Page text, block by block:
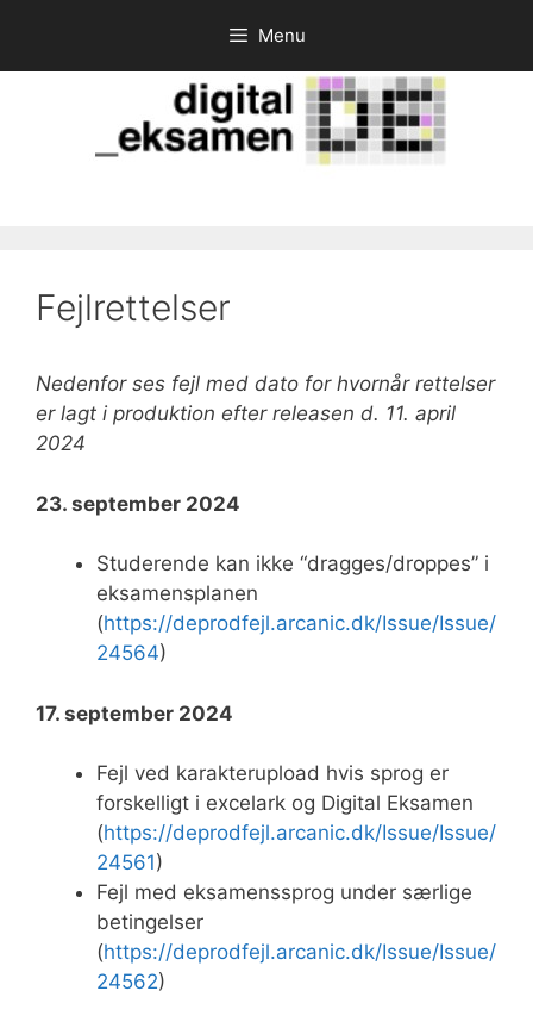
indhold
Menu
Fejlrettelser
Nedenfor ses fejl med dato for hvornår rettelser
er lagt i produktion efter releasen d. 11. april
2024
23. september 2024
Studerende kan ikke “dragges/droppes” i
eksamensplanen
(https://deprodfejl.arcanic.dk/Issue/Issue/
24564)
17. september 2024
Fejl ved karakterupload hvis sprog er
forskelligt i excelark og Digital Eksamen
(https://deprodfejl.arcanic.dk/Issue/Issue/
24561)
Fejl med eksamenssprog under særlige
betingelser
(https://deprodfejl.arcanic.dk/Issue/Issue/
24562)